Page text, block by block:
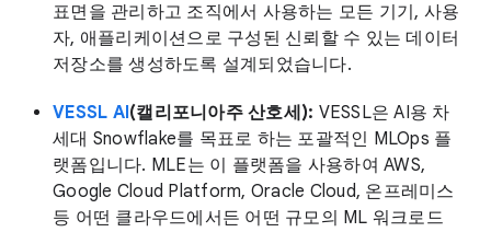
표면을 관리하고 조직에서 사용하는 모든 기기, 사용
자, 애플리케이션으로 구성된 신뢰할 수 있는 데이터
저장소를 생성하도록 설계되었습니다.
VESSL AI(캘리포니아주 산호세): VESSL은 AI용 차
세대 Snowflake를 목표로 하는 포괄적인 MLOps 플
랫폼입니다. MLE는 이 플랫폼을 사용하여 AWS,
Google Cloud Platform, Oracle Cloud, 온프레미스
등 어떤 클라우드에서든 어떤 규모의 ML 워크로드